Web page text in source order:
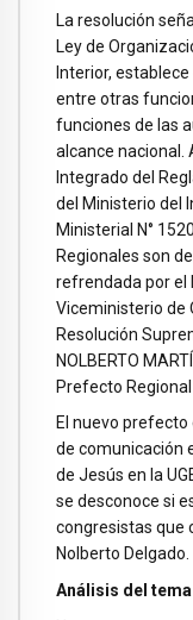
La resolución
Ley de
Interior,
entre otras
funciones de las
alcance nacional.
Integrado del
del Ministerio del
Ministerial N°
Regionales son
refrendada por el
Viceministerio de
Resolución
NOLBERTO
Prefecto
El nuevo prefecto
de comunicación
de Jesús en la
se desconoce si
congresistas que
Nolberto Delgado.
Análisis del tema